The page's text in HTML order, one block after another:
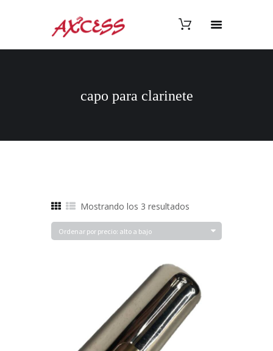
capo para clarinete
Mostrando los 3 resultadosOrdenado
por
precio:
bajo